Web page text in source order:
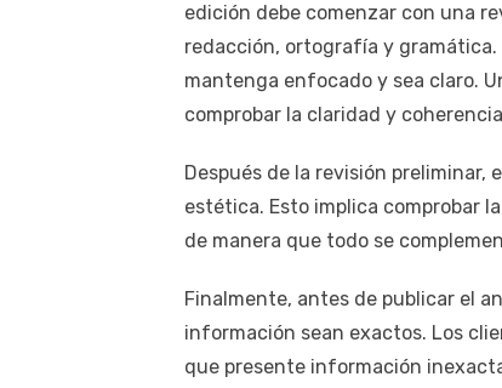
edición debe comenzar con una
redacción, ortografía y gramática.
mantenga enfocado y sea claro.
comprobar la claridad y
Después de la revisión
estética. Esto implica comprobar
de manera que todo se
Finalmente, antes de publicar el
información sean exactos. Los
que presente información